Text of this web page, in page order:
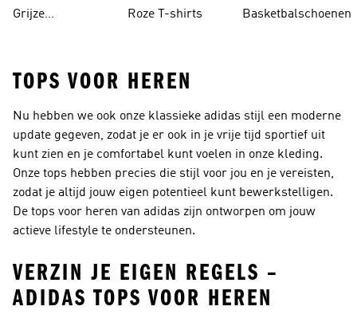
Grijze
Roze T-shirts Basketbalschoenen
TOPS VOOR HEREN
Nu hebben we ook onze klassieke adidas stijl een moderne
update gegeven, zodat je er ook in je vrije tijd sportief uit
kunt zien en je comfortabel kunt voelen in onze kleding.
Onze tops hebben precies die stijl voor jou en je vereisten,
zodat je altijd jouw eigen potentieel kunt bewerkstelligen.
De tops voor heren van adidas zijn ontworpen om jouw
actieve lifestyle te ondersteunen.
VERZIN JE EIGEN REGELS –
ADIDAS TOPS VOOR HEREN